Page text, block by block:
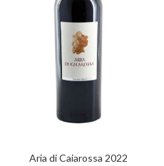
Aria di Caiarossa 2022